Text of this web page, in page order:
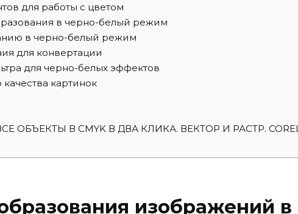
для работы с цветом
в черно-белый режим
в черно-белый режим
для конвертации
для черно-белых эффектов
картинок
ОБЪЕКТЫ В CMYK В ДВА КЛИКА. ВЕКТОР И РАСТР. COREL
изображений в